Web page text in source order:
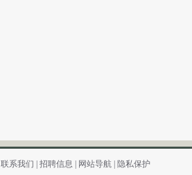
联系我们 招聘信息 网站导航 隐私保护